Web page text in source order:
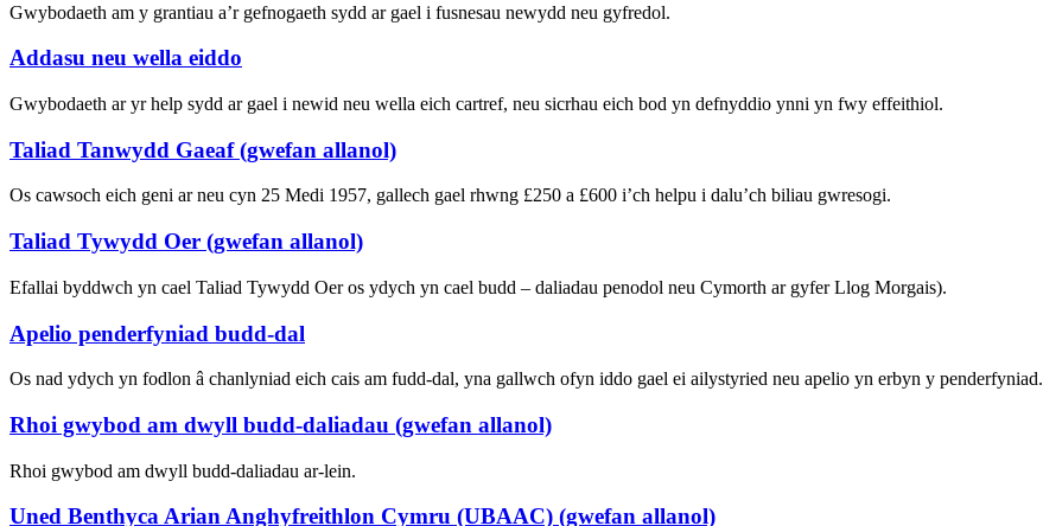
Gwybodaeth am y grantiau a’r gefnogaeth sydd ar gael i fusnesau newydd neu gyfredol.
Addasu neu wella eiddo
Gwybodaeth ar yr help sydd ar gael i newid neu wella eich cartref, neu sicrhau eich bod yn defnyddio ynni yn fwy effeithiol.
Taliad Tanwydd Gaeaf (gwefan allanol)
Os cawsoch eich geni ar neu cyn 25 Medi 1957, gallech gael rhwng £250 a £600 i’ch helpu i dalu’ch biliau gwresogi.
Taliad Tywydd Oer (gwefan allanol)
Efallai byddwch yn cael Taliad Tywydd Oer os ydych yn cael budd – daliadau penodol neu Cymorth ar gyfer Llog Morgais).
Apelio penderfyniad budd-dal
Os nad ydych yn fodlon â chanlyniad eich cais am fudd-dal, yna gallwch ofyn iddo gael ei ailystyried neu apelio yn erbyn y penderfyniad.
Rhoi gwybod am dwyll budd-daliadau (gwefan allanol)
Rhoi gwybod am dwyll budd-daliadau ar-lein.
Uned Benthyca Arian Anghyfreithlon Cymru (UBAAC) (gwefan allanol)